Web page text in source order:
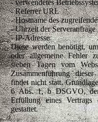
-verwendetes
-Referrer URL
-Hostname des
-Uhrzeit der Serveranfrage
-IP-Adresse
Diese werden benötigt,
oder allgemeine Fehler
sieben Tagen vom
Zusammenführung
findet nicht statt.
6 Abs. 1, b DSGVO,
Erfüllung eines Vertrags
gestattet.